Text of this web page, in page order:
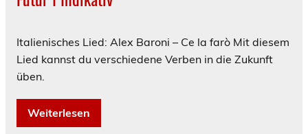
Italienisches Lied: Alex Baroni – Ce la farò Mit diesem
Lied kannst du verschiedene Verben in die Zukunft
üben.
Weiterlesen